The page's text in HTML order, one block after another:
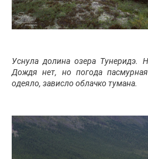
Уснула долина озера Тунеридэ.
Дождя нет, но погода
одеяло, зависло облачко тумана.